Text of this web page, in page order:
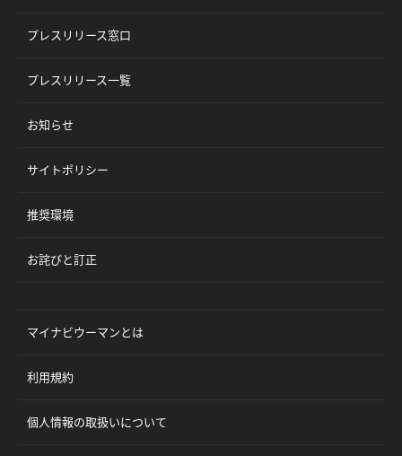
プレスリリース窓口
プレスリリース一覧
お知らせ
サイトポリシー
推奨環境
お詫びと訂正
マイナビウーマンとは
利用規約
個人情報の取扱いについて